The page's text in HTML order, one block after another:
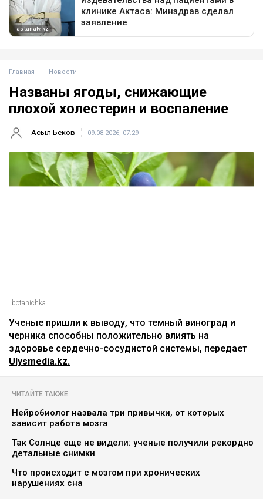
Главная Новости
Названы ягоды, снижающие
плохой холестерин и воспаление
Асыл Беков 09.08.2026, 07:29
botanichka
Ученые пришли к выводу, что темный виноград и
черника способны положительно влиять на
здоровье сердечно-сосудистой системы, передает
Ulysmedia.kz.
ЧИТАЙТЕ ТАКЖЕ
Нейробиолог назвала три привычки, от которых
зависит работа мозга
Так Солнце еще не видели: ученые получили рекордно
детальные снимки
Что происходит с мозгом при хронических
нарушениях сна